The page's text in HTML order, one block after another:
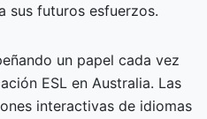
sus futuros esfuerzos.
un papel cada vez
ESL en Australia. Las
interactivas de idiomas